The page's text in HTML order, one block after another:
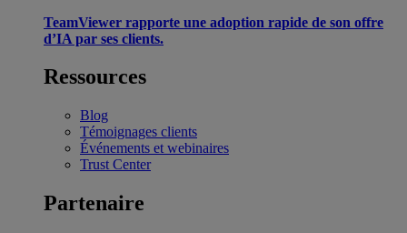
TeamViewer rapporte une adoption rapide de son offre
d’IA par ses clients.
Ressources
Blog
Témoignages clients
Événements et webinaires
Trust Center
Partenaire